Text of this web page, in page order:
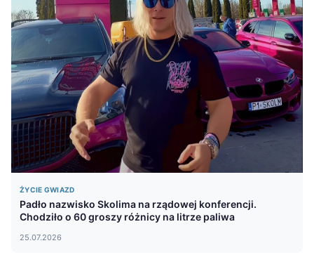
ŻYCIE GWIAZD
Padło nazwisko Skolima na rządowej konferencji.
Chodziło o 60 groszy różnicy na litrze paliwa
25.07.2026